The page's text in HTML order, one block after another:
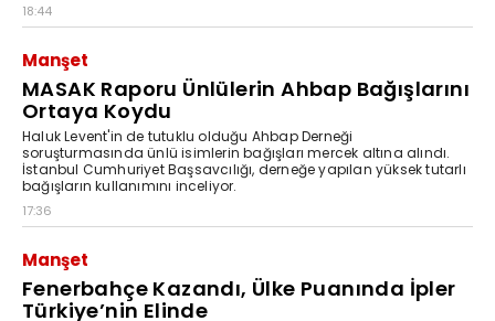
18:44
Manşet
MASAK Raporu Ünlülerin Ahbap Bağışlarını
Ortaya Koydu
Haluk Levent'in de tutuklu olduğu Ahbap Derneği
soruşturmasında ünlü isimlerin bağışları mercek altına alındı.
İstanbul Cumhuriyet Başsavcılığı, derneğe yapılan yüksek tutarlı
bağışların kullanımını inceliyor.
17:36
Manşet
Fenerbahçe Kazandı, Ülke Puanında İpler
Türkiye’nin Elinde